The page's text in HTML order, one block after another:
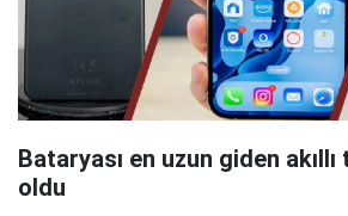
Bataryası en uzun giden
oldu